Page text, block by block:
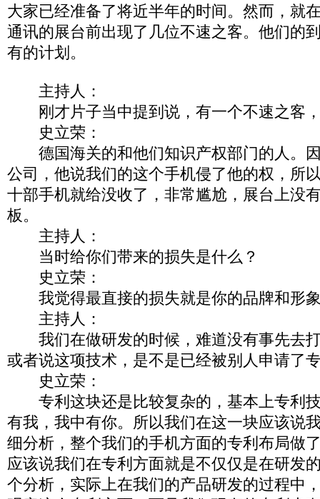
大家已经准备了将近半年的时间。然而，就
通讯的展台前出现了几位不速之客。他们的
有的计划。
主持人：
刚才片子当中提到说，有一个不速之客
史立荣：
德国海关的和他们知识产权部门的人。
公司，他说我们的这个手机侵了他的权，所
十部手机就给没收了，非常尴尬，展台上没
板。
主持人：
当时给你们带来的损失是什么？
史立荣：
我觉得最直接的损失就是你的品牌和形
主持人：
我们在做研发的时候，难道没有事先去
或者说这项技术，是不是已经被别人申请了
史立荣：
专利这块还是比较复杂的，基本上专利
有我，我中有你。所以我们在这一块应该说
细分析，整个我们的手机方面的专利布局做
应该说我们在专利方面就是不仅仅是在研发
个分析，实际上在我们的产品研发的过程中